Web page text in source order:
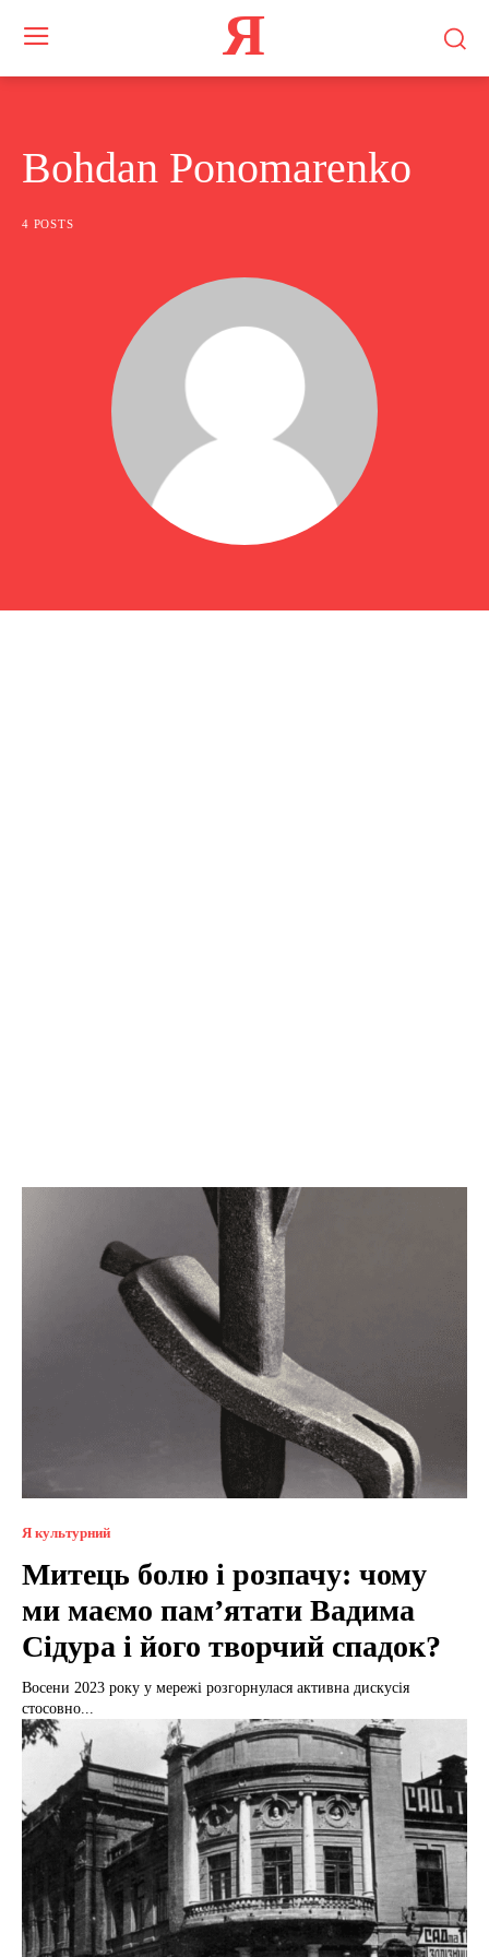
Я
Bohdan Ponomarenko
4 POSTS
Я культурний
Митець болю і розпачу: чому
ми маємо пам’ятати Вадима
Сідура і його творчий спадок?
Восени 2023 року у мережі розгорнулася активна дискусія
стосовно...